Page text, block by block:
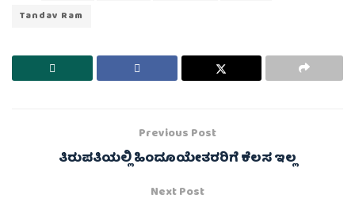
Tandav Ram
Previous Post
ತಿರುಪತಿಯಲ್ಲಿ ಹಿಂದೂಯೇತರರಿಗೆ ಕೆಲಸ ಇಲ್ಲ
Next Post